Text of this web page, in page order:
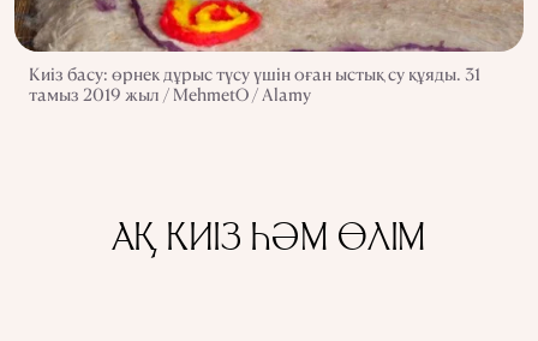
Киіз басу: өрнек дұрыс түсу үшін оған ыстық су құяды. 31
тамыз 2019 жыл / MehmetO / Alamy
АҚ КИІЗ ҺӘМ ӨЛІМ